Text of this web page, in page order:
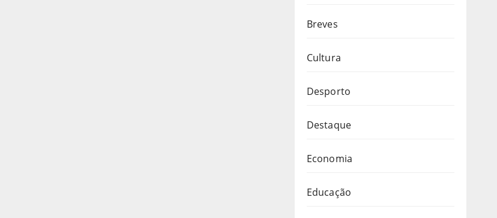
Breves
Cultura
Desporto
Destaque
Economia
Educação